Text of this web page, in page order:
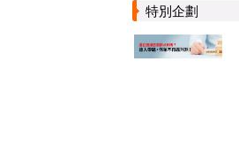
特別企劃